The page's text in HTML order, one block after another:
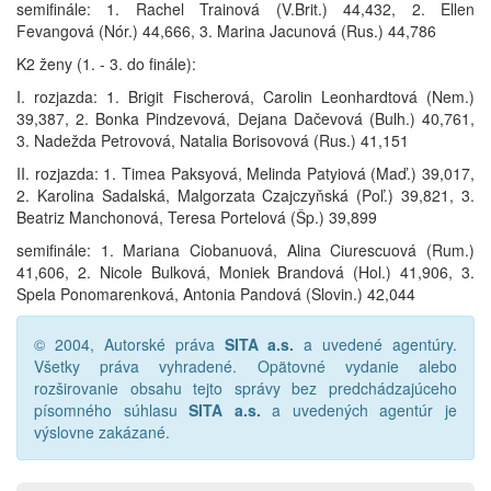
semifinále: 1. Rachel Trainová (V.Brit.) 44,432, 2. Ellen
Fevangová (Nór.) 44,666, 3. Marina Jacunová (Rus.) 44,786
K2 ženy (1. - 3. do finále):
I. rozjazda: 1. Brigit Fischerová, Carolin Leonhardtová (Nem.)
39,387, 2. Bonka Pindzevová, Dejana Dačevová (Bulh.) 40,761,
3. Nadežda Petrovová, Natalia Borisovová (Rus.) 41,151
II. rozjazda: 1. Timea Paksyová, Melinda Patyiová (Maď.) 39,017,
2. Karolina Sadalská, Malgorzata Czajczyňská (Poľ.) 39,821, 3.
Beatriz Manchonová, Teresa Portelová (Šp.) 39,899
semifinále: 1. Mariana Ciobanuová, Alina Ciurescuová (Rum.)
41,606, 2. Nicole Bulková, Moniek Brandová (Hol.) 41,906, 3.
Spela Ponomarenková, Antonia Pandová (Slovin.) 42,044
© 2004, Autorské práva SITA a.s. a uvedené agentúry.
Všetky práva vyhradené. Opätovné vydanie alebo
rozširovanie obsahu tejto správy bez predchádzajúceho
písomného súhlasuSITA a.s. a uvedených agentúr je
výslovne zakázané.